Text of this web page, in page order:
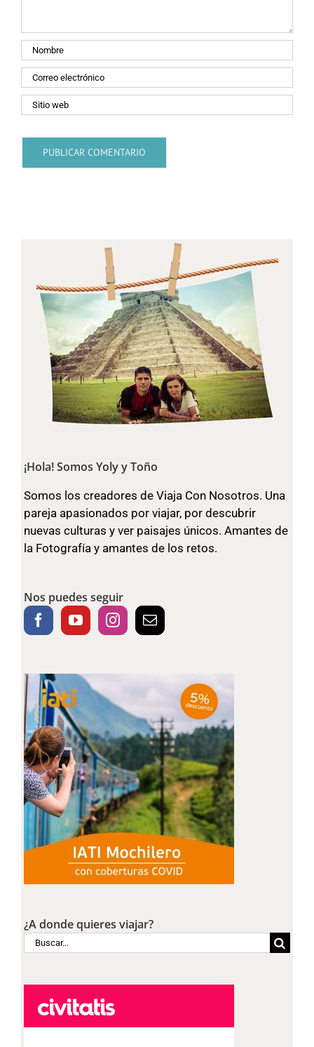
¡Hola! Somos Yoly y Toño
Somos los creadores de Viaja Con Nosotros. Una
pareja apasionados por viajar, por descubrir
nuevas culturas y ver paisajes únicos. Amantes de
la Fotografía y amantes de los retos.
Nos puedes seguir
¿A donde quieres viajar?
Buscar: